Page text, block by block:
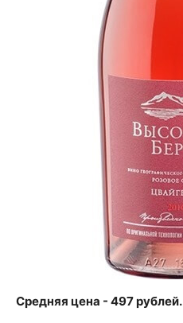
Средняя цена - 497 рублей.